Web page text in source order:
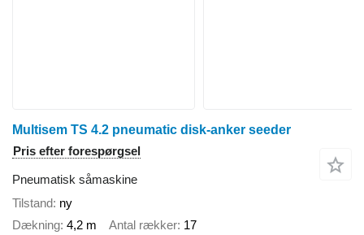
Multisem TS 4.2 pneumatic disk-anker seeder
Pris efter forespørgsel
Pneumatisk såmaskine
Tilstand ny
Dækning 4,2 m Antal rækker 17